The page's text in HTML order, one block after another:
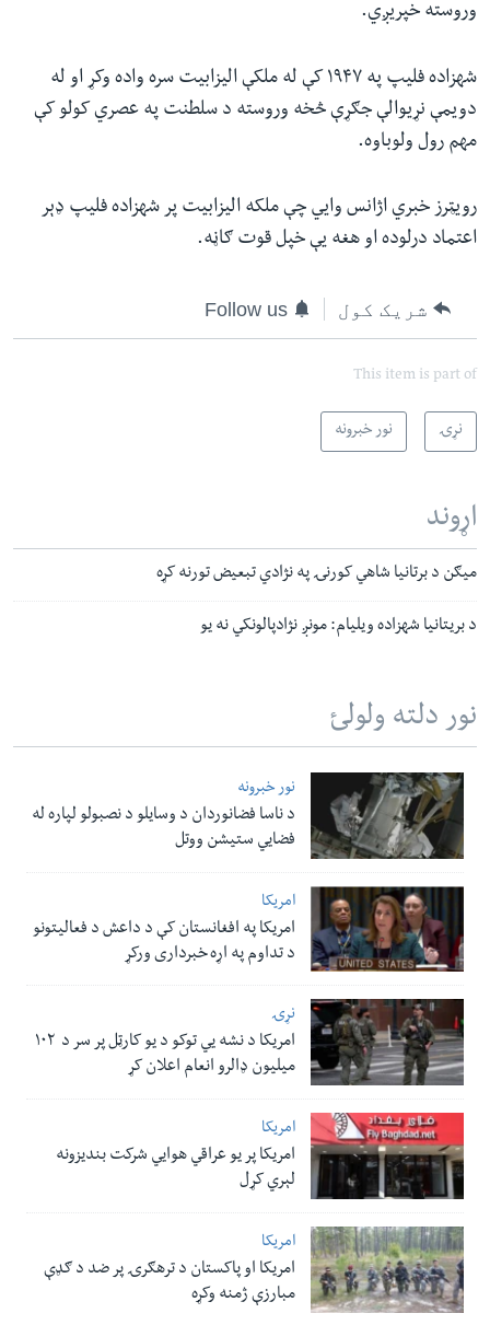
وروسته خپریږي.
شهزاده فلیپ په ۱۹۴۷ کې له ملکې الیزابیت سره واده وکړ او له
دویمې نړیوالې جګړې څخه وروسته د سلطنت په عصري کولو کې
مهم رول ولوباوه.
رویټرز خبري اژانس وايي چې ملکه الیزابیت پر شهزاده فلیپ ډېر
اعتماد درلوده او هغه یې خپل قوت ګاڼه.
شریک کول Follow us
This item is part of
نړۍ نور خبرونه
اړوند
میګن د برتانیا شاهي کورنۍ په نژادي‌ تبعیض تورنه کړه
د بریتانیا شهزاده ویلیام: مونږ نژادپالونکي نه یو
نور دلته ولولئ
نور خبرونه
د ناسا فضانوردان د وسایلو د نصبولو لپاره له
فضایي ستیشن ووتل
امریکا
امریکا په افغانستان کې د داعش د فعالیتونو
د تداوم په اړه خبرداری ورکړ
نړۍ
امریکا د نشه یي توکو د یو کارټل پر سر د ۱۰۲
میلیون ډالرو انعام اعلان کړ
امریکا
امریکا پر یو عراقي هوایي شرکت بندیزونه
لېري کړل
امریکا
امریکا او پاکستان د ترهګرۍ پر ضد د ګډې
مبارزې ژمنه وکړه